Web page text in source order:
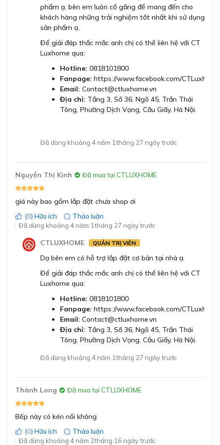
tản nhiệt nhanh chóng. Đây là một trong cách giúp nâng
cao tuổi thọ của bếp từ Bosch PIE631FB1E.
Nấu ăn nhanh chóng với 4 vùng nấu cho
tổng công suất 7400W
Sản phẩm bếp từ Bosch PIE631FB1E có tổng công suất
lên tới 7400W quá trình nấu ăn diễn ra nhanh hơn. Với
khả năng cảm ứng từ nhanh chóng cùng 17 cấp độ nấu
khác nhau. Tạo điều kiện thuận lợi giúp người dùng nấu
nướng được nhanh, sạch và an toàn khi sử dụng bếp từ
Tổng công suất của bếp từ Bosch PIE631FB1E lên tới
7400W.
Cụ thể về kích thước và công suất của 4 vùng nấu bếp
từ Bosch serie 6 PIE631FB1E như sau:
Vùng nấu phía trên bên trái:có đường kính 18cm,
công suất 1,8kW (max 3,1kW).
Vùng nấu phía dưới bên trái:có đường kính 18cm,
Vùng nấu phía trên bên phải:có đường kính 14,5cm,
công suất 2.2kW (max 3,7kW).
Bảng điều khiển DirectSelect lựa chọn công
suất chỉ với một chạm
Cường độ dòng điện 16A, 13A hoặc 10 A
Tần số
Loại ổ cắm
Hiệu điện thế 220-240V
3 năm
phẩm ạ, bên em luôn cố gắng để mang đến cho
khách hàng những trải nghiệm tốt nhất khi sử dụng
sản phẩm ạ.
Để giải đáp thắc mắc anh chị có thể liên hệ với CT
Luxhome qua:
Hotline: 0818101800
Fanpage: https://www.facebook.com/
Email: Contact@ctluxhome.vn
Địa chỉ: Tầng 3, Số 36, Ngõ 45, Trần Thái
Tông, Phường Dịch Vọng, Cầu Giấy, Hà Nội.
Đã dùng khoảng 4 năm 1tháng 27 ngày trước
Nguyễn Thị Kinh Đã mua tại CTLUXHOME
giá này bao gồm lắp đặt chưa shop ơi
(0) Hữu ích
Thảo luận
Đã dùng khoảng 4 năm 1tháng 27 ngày trước
CTLUXHOME QUẢN TRỊ VIÊN
Dạ bên em có hỗ trợ lắp đặt cơ bản tại nhà ạ.
Để giải đáp thắc mắc anh chị có thể liên hệ với CT
Luxhome qua:
Hotline: 0818101800
Fanpage: https://www.facebook.com/
Email: Contact@ctluxhome.vn
Địa chỉ: Tầng 3, Số 36, Ngõ 45, Trần Thái
Tông, Phường Dịch Vọng, Cầu Giấy, Hà Nội.
Đã dùng khoảng 4 năm 1tháng 27 ngày trước
Thành Long Đã mua tại CTLUXHOME
Bếp này có kén nồi không
(0) Hữu ích
Thảo luận
Đã dùng khoảng 4 năm 2tháng 16 ngày trước
ĐĂNG KÝ
Bằng cách đăng ký trở thành đại lý, bạn xác nhận rằng bạn đã
đọc và đồng ý với các Điều khoản và Điều kiện của chúng tôi.
Chúng tôi sẽ liên hệ lại ngay sau khi nhận được thông tin đăng